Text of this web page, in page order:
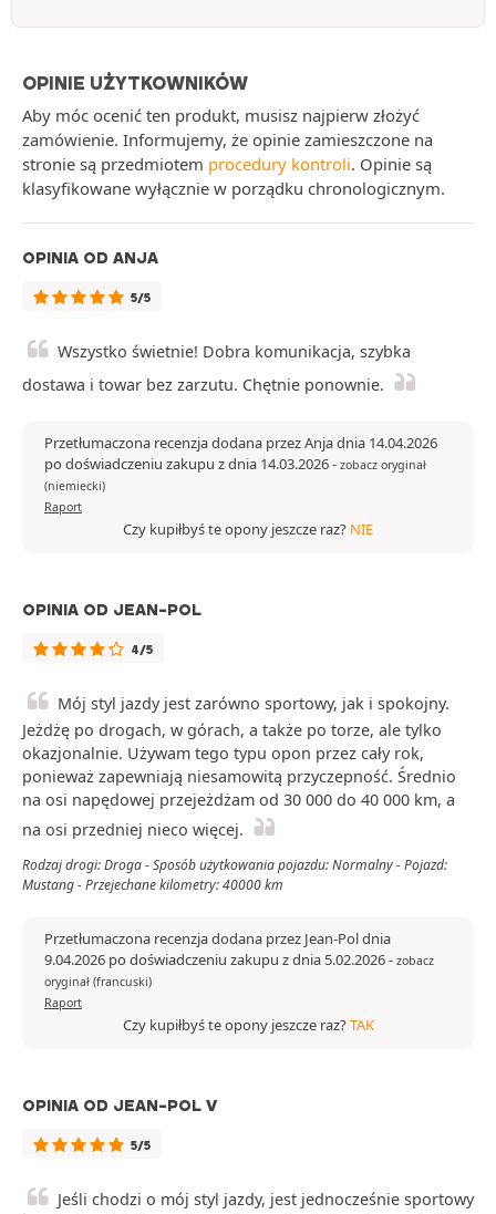
OPINIE UŻYTKOWNIKÓW
Aby móc ocenić ten produkt, musisz najpierw złożyć
zamówienie. Informujemy, że opinie zamieszczone na
stronie są przedmiotem procedury kontroli. Opinie są
klasyfikowane wyłącznie w porządku chronologicznym.
OPINIA OD ANJA
5/5
Wszystko świetnie! Dobra komunikacja, szybka
dostawa i towar bez zarzutu. Chętnie ponownie.
Przetłumaczona recenzja dodana przez Anja dnia 14.04.2026
po doświadczeniu zakupu z dnia 14.03.2026- zobacz oryginał
(niemiecki)
Raport
Czy kupiłbyś te opony jeszcze raz? NIE
OPINIA OD JEAN-POL
4/5
Mój styl jazdy jest zarówno sportowy, jak i spokojny.
Jeżdżę po drogach, w górach, a także po torze, ale tylko
okazjonalnie. Używam tego typu opon przez cały rok,
ponieważ zapewniają niesamowitą przyczepność. Średnio
na osi napędowej przejeżdżam od 30 000 do 40 000 km, a
na osi przedniej nieco więcej.
Rodzaj drogi: Droga - Sposób użytkowania pojazdu: Normalny - Pojazd:
Mustang - Przejechane kilometry: 40000 km
Przetłumaczona recenzja dodana przez Jean-Pol dnia
9.04.2026 po doświadczeniu zakupu z dnia 5.02.2026- zobacz
oryginał (francuski)
Raport
Czy kupiłbyś te opony jeszcze raz?TAK
OPINIA OD JEAN-POL V
5/5
Jeśli chodzi o mój styl jazdy, jest jednocześnie sportowy